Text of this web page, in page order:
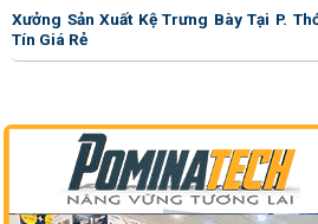
Xưởng Sản Xuất Kệ Trưng Bày Tại P.
Tín Giá Rẻ